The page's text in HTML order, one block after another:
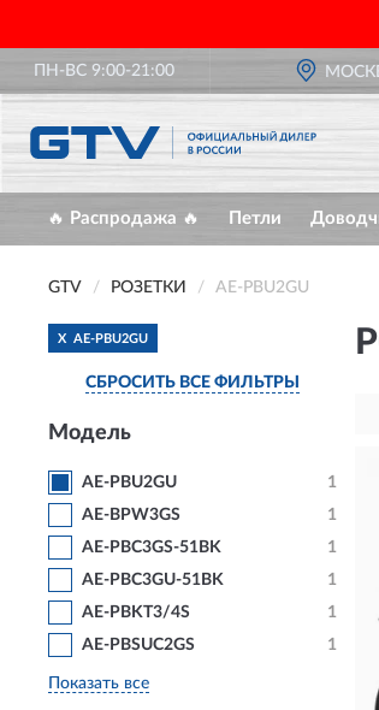
ПН-ВС 9:00-21:00
🔥 Распродажа 🔥 Петли
GTV РОЗЕТКИ AE-PBU2GU
X AE-PBU2GU
СБРОСИТЬ ВСЕ ФИЛЬТРЫ
Модель
AE-PBU2GU
1
AE-BPW3GS
1
AE-PBC3GS-51BK
1
AE-PBC3GU-51BK
1
AE-PBKT3/4S
1
AE-PBSUC2GS
1
Показать все